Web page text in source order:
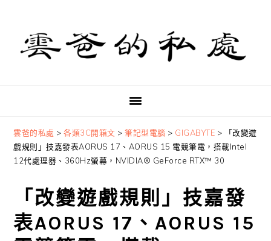
primary
navigation
content
primary
sidebar
雲爸的私處 >各類3C開箱文 >筆記型電腦 > GIGABYTE >
「改變遊
戲規則」技嘉發表AORUS 17、AORUS 15 電競筆電，搭載Intel
12代處理器、360Hz螢幕，NVIDIA® GeForce RTX™ 30
「改變遊戲規則」技嘉發
表AORUS 17、AORUS 15